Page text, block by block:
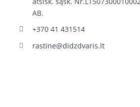
AB.
+370 41 431514
rastine@didzdvaris.lt